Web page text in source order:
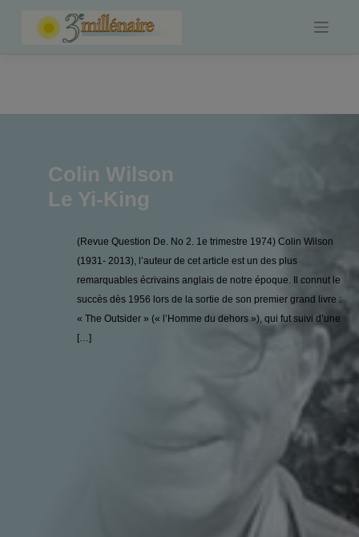
Colin Wilson
Le Yi-King
(Revue Question De. No 2. 1e trimestre 1974) Colin Wilson
(1931- 2013), l’auteur de cet article est un des plus
remarquables écrivains anglais de notre époque. Il connut le
succès dès 1956 lors de la sortie de son premier grand livre :
« The Outsider » (« l’Homme du dehors »), qui fut suivi d’une
[…]